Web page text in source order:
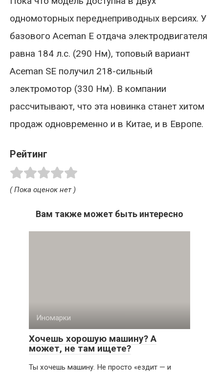
одномоторных переднеприводных версиях. У
базового Aceman E отдача электродвигателя
равна 184 л.с. (290 Нм), топовый вариант
Aceman SE получил 218-сильный
электромотор (330 Нм). В компании
рассчитывают, что эта новинка станет хитом
продаж одновременно и в Китае, и в Европе.
Рейтинг
( Пока оценок нет )
Вам также может быть интересно
Иномарки
Хочешь хорошую машину? А
может, не там ищете?
Ты хочешь машину. Не просто «ездит — и